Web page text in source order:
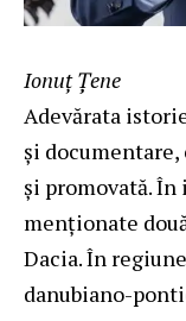
Ionuț Țene
Adevărata
și
și promovată.
menționate
Dacia. În
danubiano-